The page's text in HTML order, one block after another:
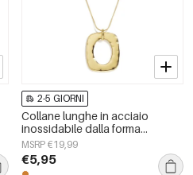
2-5 GIORNI
Collane lunghe in acciaio
inossidabile dalla forma
geometrica, semplici, della serie
Simple, perfette per tutti i giorni.
Gioielli da donna.
MSRP €19,99
€5,95